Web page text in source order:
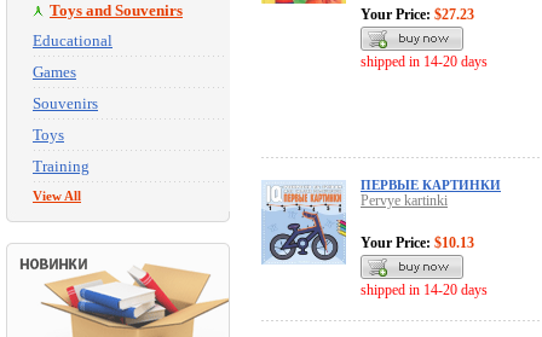
Toys and Souvenirs
Educational
Games
Souvenirs
Toys
Training
View All
Your Price: $27.23
shipped in 14-20 days
ПЕРВЫЕ КАРТИНКИ
Pervye kartinki
Your Price: $10.13
shipped in 14-20 days